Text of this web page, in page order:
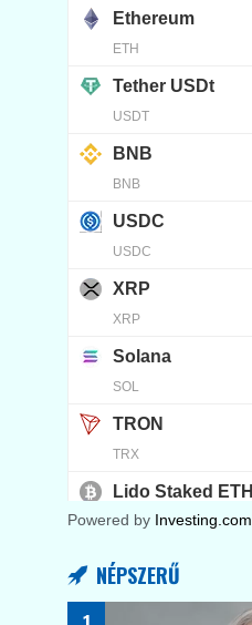
Powered by Investing.com
NÉPSZERŰ